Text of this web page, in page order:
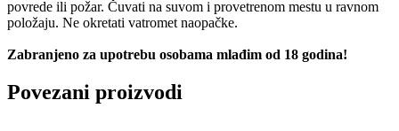
povrede ili požar. Čuvati na suvom i provetrenom mestu u ravnom
položaju. Ne okretati vatromet naopačke.
Zabranjeno za upotrebu osobama mlađim od 18 godina!
Povezani proizvodi